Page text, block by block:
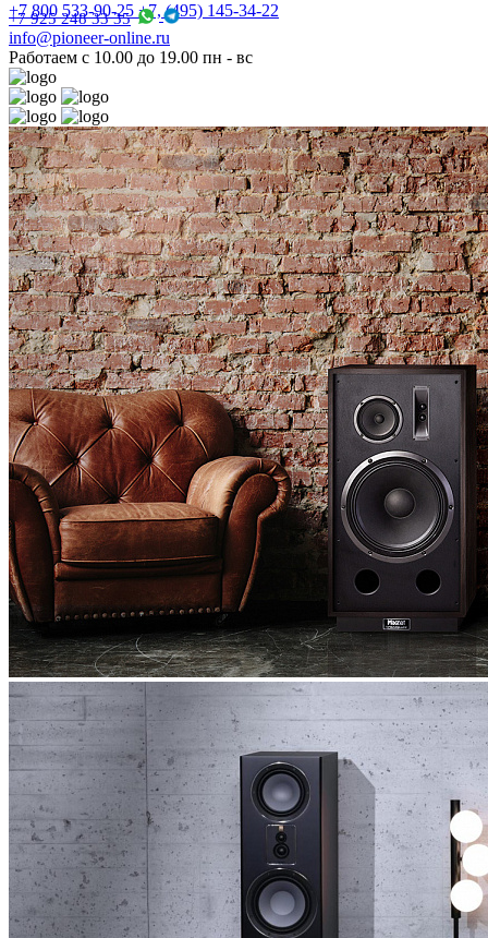
+7 800 533-90-25 +7, (495) 145-34-22
+7 925 248 33 35
info@pioneer-online.ru
Работаем с 10.00 до 19.00 пн - вс